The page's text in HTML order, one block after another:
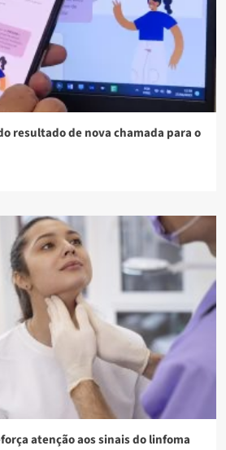
resultado de nova chamada para o
atenção aos sinais do linfoma